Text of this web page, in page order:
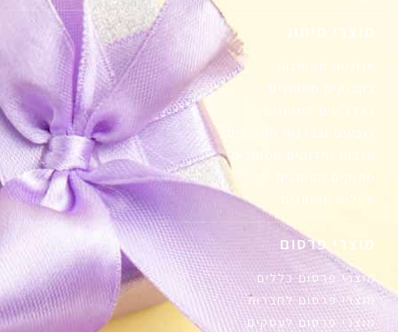
מוצרי מיתוג
אוזניות ממותגות
בקבוקים ממותגים
גאדג'טים ממותגים
כובעים ובנדנות ממותגים
מגבות וחלוקים ממותגים
מתוקים ממותגים
ספלים ממותגים
מוצרי פרסום
מוצרי פרסום כללים
מוצרי פרסום לחברות
מוצרי פרסום לעסקים